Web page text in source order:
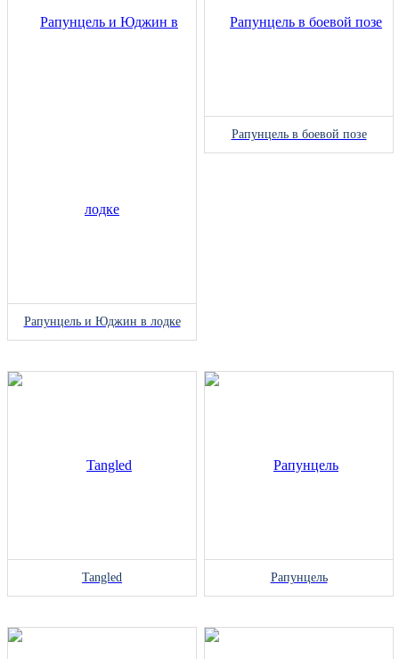
Рапунцель и Юджин в лодке
Рапунцель в боевой позе
Tangled Рапунцель